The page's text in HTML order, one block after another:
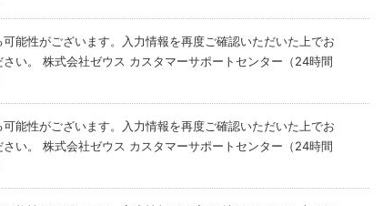
能性がございます。入力情報を再度ご確認いただいた上でお
い。 株式会社ゼウス カスタマーサポートセンター（24時間
能性がございます。入力情報を再度ご確認いただいた上でお
い。 株式会社ゼウス カスタマーサポートセンター（24時間